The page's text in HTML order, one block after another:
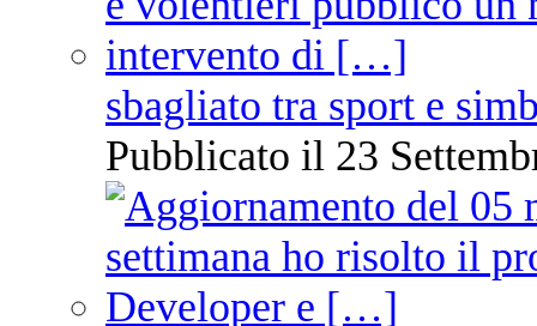
sbagliato tra sport e
Pubblicato il 23